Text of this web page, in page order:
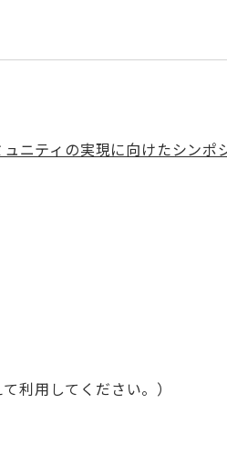
ュニティの実現に向けたシン
利用してください。）